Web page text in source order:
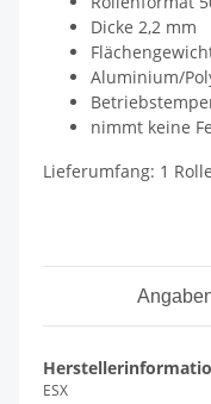
Dicke 2,2 mm
Aluminium/
nimmt keine
Lieferumfang: 1
ESX